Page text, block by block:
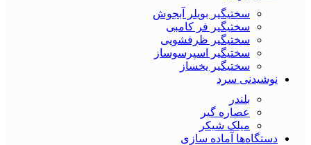
سختیگیر بویلر آبجوش
سختیگیر فر کامبی
سختیگیر ظرفشویی
سختیگیر اسپرسوساز
سختیگیر یخساز
نوشیدنی سرد
بلندر
عصاره گیر
میلک شیکر
دستگاه‌ها آماده سازی